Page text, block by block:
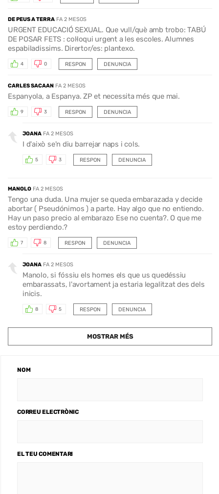
DE PEUS A TERRA FA 2 MESOS
URGENT EDUCACIÓ SEXUAL. Que vull/què amb trobo: TABÚ
DE POSAR FETS : col·loqui urgent a les escoles. Alumnes
espabiladissims. Dirertor/es: plantexo.
RESPON
4 0 DENUNCIA
CARLES SACAAN FA 2 MESOS
Espanyola, a Espanya. ZP et necessita més que mai.
RESPON
9 3 DENUNCIA
JOANA FA 2 MESOS
I d'això se'n diu barrejar naps i cols.
RESPON
5 3 DENUNCIA
MANOLO FA 2 MESOS
Tengo una duda. Una mujer se queda embarazada y decide
abortar ( Pseudónimos ) a parte. Hay algo que no entiendo.
Hay un paso precio al embarazo Ese no cuenta?. O que me
estoy perdiendo.?
RESPON
7 8 DENUNCIA
JOANA FA 2 MESOS
Manolo, si fóssiu els homes els que us quedéssiu
embarassats, l'avortament ja estaria legalitzat des dels
inicis.
RESPON
8 5 DENUNCIA
MOSTRAR MÉS
NOM
CORREU ELECTRÒNIC
EL TEU COMENTARI